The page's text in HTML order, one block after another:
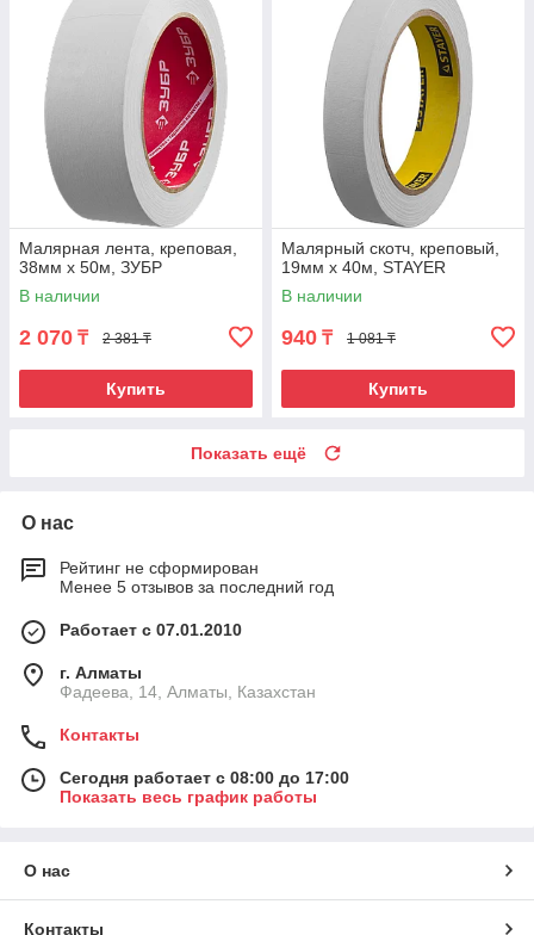
Малярная лента, креповая,
38мм х 50м, ЗУБР
В наличии
2 070 ₸ 2 381 ₸
Купить
Малярный скотч, креповый,
19мм х 40м, STAYER
В наличии
940 ₸ 1 081 ₸
Купить
Показать ещё
О нас
Рейтинг не сформирован
Менее 5 отзывов за последний год
Работает с 07.01.2010
г. Алматы
Фадеева, 14, Алматы, Казахстан
Контакты
Сегодня работает с 08:00 до 17:00
Показать весь график работы
О нас
Контакты